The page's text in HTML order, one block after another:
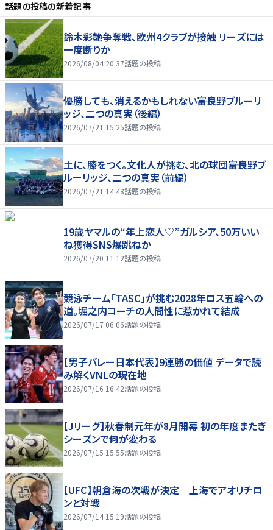
話題の投稿の新着記事
鈴木彩艶争奪戦、欧州4クラブが接触 リーズには
一度断りか
2026/08/04 20:37話題の投稿
優勝しても、消えるかもしれない――富良野ブルーリ
ッジ、二つの真実（後編）
2026/07/21 15:25話題の投稿
土に、膝をつく。文化人が挑む、北の球団――富良野ブ
ルーリッジ、二つの真実（前編）
2026/07/21 14:48話題の投稿
19歳ヤマルの“年上恋人♡”ガルシア、50万いい
ね獲得SNS爆跳ねか
2026/07/20 11:12話題の投稿
競泳チーム「TASC」が挑む2028年ロス五輪への
道。堀之内コーチの人間性に惹かれて結成
2026/07/17 06:06話題の投稿
【男子バレー日本代表】9連勝の価値 データで読
み解くVNLの現在地
2026/07/16 16:42話題の投稿
【Jリーグ】秋春制元年が8月開幕 初の年度またぎ
シーズンで何が変わる
2026/07/15 15:55話題の投稿
【UFC】朝倉海の次戦が決定 上海でアオリチロ
ンと対戦
2026/07/14 15:19話題の投稿